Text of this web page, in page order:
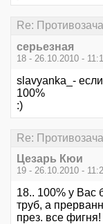
Re:
серьезная
18 - 26.10.2010 -
slavyanka_-
100%
:)
Re:
Цезарь Кюи
19 - 26.10.2010 -
18.. 100% у Вас
труб, а
през. все фигня!